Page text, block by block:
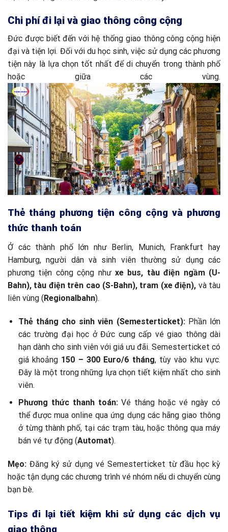
Chi phí đi lại và giao thông công cộng
Đức được biết đến với hệ thống giao thông công cộng hiện
đại và tiện lợi. Đối với du học sinh, việc sử dụng các phương
tiện này là lựa chọn tốt nhất để di chuyển trong thành phố
hoặc giữa các vùng.
Thẻ tháng phương tiện công cộng và phương
thức thanh toán
Ở các thành phố lớn như Berlin, Munich, Frankfurt hay
Hamburg, người dân và sinh viên thường sử dụng các
phương tiện công cộng như xe bus, tàu điện ngầm (U-
Bahn), tàu điện trên cao (S-Bahn), tram (xe điện), và tàu
liên vùng (Regionalbahn).
Thẻ tháng cho sinh viên (Semesterticket):Phần lớn
các trường đại học ở Đức cung cấp vé giao thông dài
hạn dành cho sinh viên với giá ưu đãi. Semesterticket có
giá khoảng 150 – 300 Euro/6 tháng, tùy vào khu vực.
Đây là một trong những lựa chọn tiết kiệm nhất cho sinh
viên.
Phương thức thanh toán:Vé tháng hoặc vé ngày có
thể được mua online qua ứng dụng các hãng giao thông
ở từng thành phố, tại các trạm tàu, hoặc thông qua máy
bán vé tự động (Automat).
Mẹo: Đăng ký sử dụng vé Semesterticket từ đầu học kỳ
hoặc tận dụng các chương trình vé nhóm nếu di chuyển cùng
bạn bè.
Tips đi lại tiết kiệm khi sử dụng các dịch vụ
giao thông